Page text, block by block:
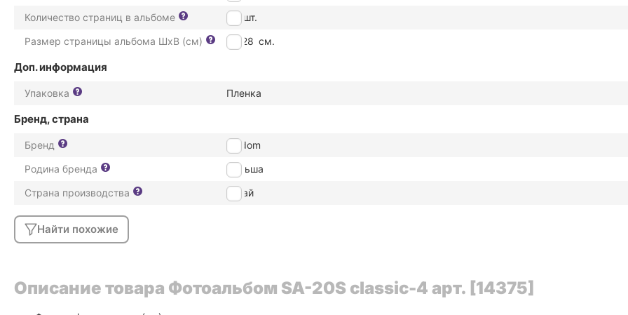
Количество страниц в альбоме
20 шт.
Размер страницы альбома ШxВ (см)
21*28 см.
Доп. информация
Упаковка Пленка
Бренд, страна
Бренд
Poldom
Родина бренда
Польша
Страна производства
Китай
Найти похожие
Описание товара Фотоальбом SA-20S classic-4 арт. [14375]